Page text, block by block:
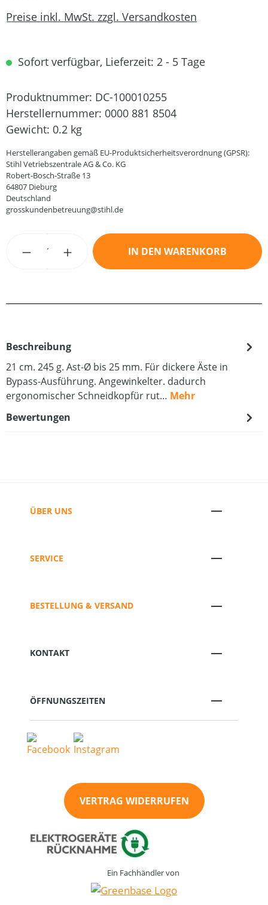
Preise inkl. MwSt. zzgl. Versandkosten
Sofort verfügbar, Lieferzeit: 2 - 5 Tage
Produktnummer: DC-100010255
Herstellernummer: 0000 881 8504
Gewicht: 0.2 kg
Herstellerangaben gemäß EU-Produktsicherheitsverordnung (GPSR):
Stihl Vetriebszentrale AG & Co. KG
Robert-Bosch-Straße 13
64807 Dieburg
Deutschland
grosskundenbetreuung@stihl.de
Produkt Anzahl: Gib den gewünschten
IN DEN WARENKORB
Beschreibung
21 cm. 245 g. Ast-Ø bis 25 mm. Für dickere Äste in
Bypass-Ausführung. Angewinkelter. dadurch
ergonomischer Schneidkopfür rut… Mehr
Bewertungen
ÜBER UNS
SERVICE
BESTELLUNG & VERSAND
KONTAKT
ÖFFNUNGSZEITEN
VERTRAG WIDERRUFEN
Ein Fachhändler von